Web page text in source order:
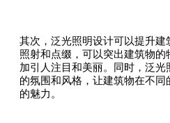
其次，泛光照明设计可以提升
照射和点缀，可以突出建筑物
加引人注目和美丽。同时，泛光
的氛围和风格，让建筑物在不同
的魅力。